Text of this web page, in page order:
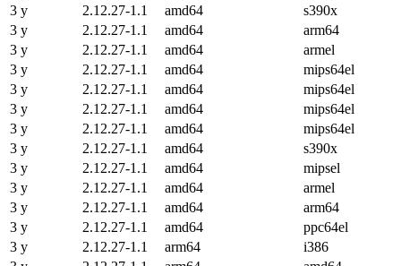
3 y
2.12.27-1.1 amd64
s390x
3 y
2.12.27-1.1 amd64
arm64
3 y
2.12.27-1.1 amd64
armel
3 y
2.12.27-1.1 amd64
mips64el
3 y
2.12.27-1.1 amd64
mips64el
3 y
2.12.27-1.1 amd64
mips64el
3 y
2.12.27-1.1 amd64
mips64el
3 y
2.12.27-1.1 amd64
s390x
3 y
2.12.27-1.1 amd64
mipsel
3 y
2.12.27-1.1 amd64
armel
3 y
2.12.27-1.1 amd64
arm64
3 y
2.12.27-1.1 amd64
ppc64el
3 y
2.12.27-1.1 arm64
i386